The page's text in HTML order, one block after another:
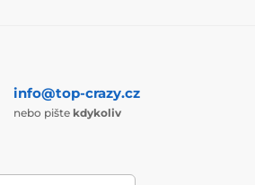
info@top-crazy.cz
nebo pište kdykoliv